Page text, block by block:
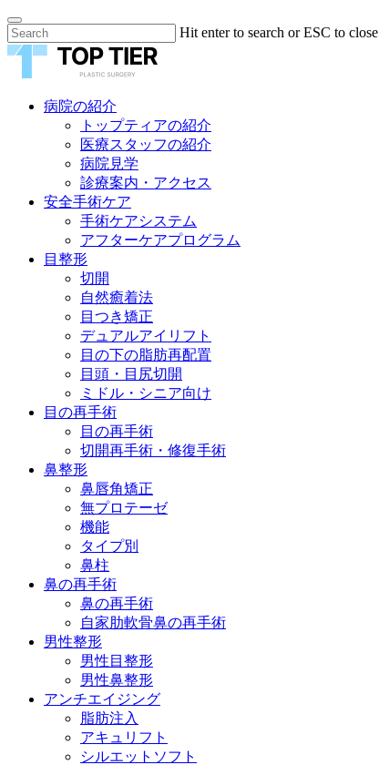
Skip
to
content
Hit enter to search or ESC to close
Close
Menu
病院の紹介
トップティアの紹介
医療スタッフの紹介
病院見学
診療案内・アクセス
安全手術ケア
手術ケアシステム
アフターケアプログラム
目整形
切開
自然癒着法
目つき矯正
デュアルアイリフト
目の下の脂肪再配置
目頭・目尻切開
ミドル・シニア向け
目の再手術
目の再手術
切開再手術・修復手術
鼻整形
鼻唇角矯正
無プロテーゼ
機能
タイプ別
鼻柱
鼻の再手術
鼻の再手術
自家肋軟骨鼻の再手術
男性整形
男性目整形
男性鼻整形
アンチエイジング
脂肪注入
アキュリフト
シルエットソフト